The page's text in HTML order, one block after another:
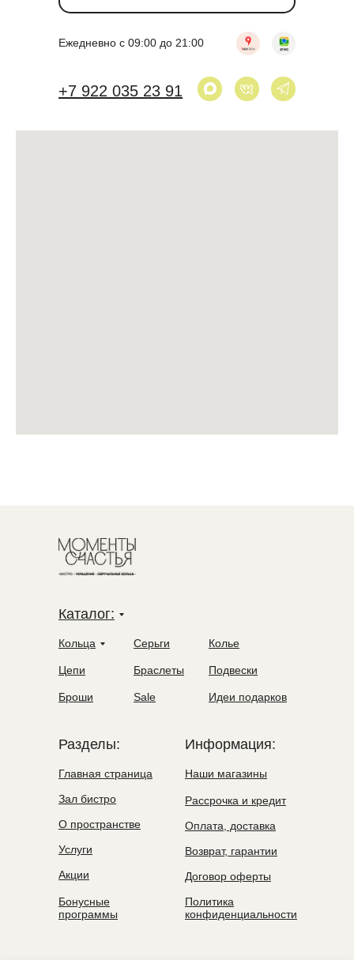
Ежедневно с 09:00 до 21:00
+7 922 035 23 91
Каталог:
Кольца
Разделы: Информация:
Политика
конфиденциальности
Цепи
Броши
Серьги
Браслеты
Sale
Колье
Подвески
Идеи подарков
Главная страница
Зал бистро
О пространстве
Услуги
Акции
Бонусные
программы
Наши магазины
Рассрочка и кредит
Оплата, доставка
Возврат, гарантии
Договор оферты